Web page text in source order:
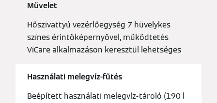
Művelet
Hőszivattyú vezérlőegység 7 hüvelykes
színes érintőképernyővel, működtetés
ViCare alkalmazáson keresztül lehetséges
Használati melegvíz-fűtés
Beépített használati melegvíz-tároló (190 l